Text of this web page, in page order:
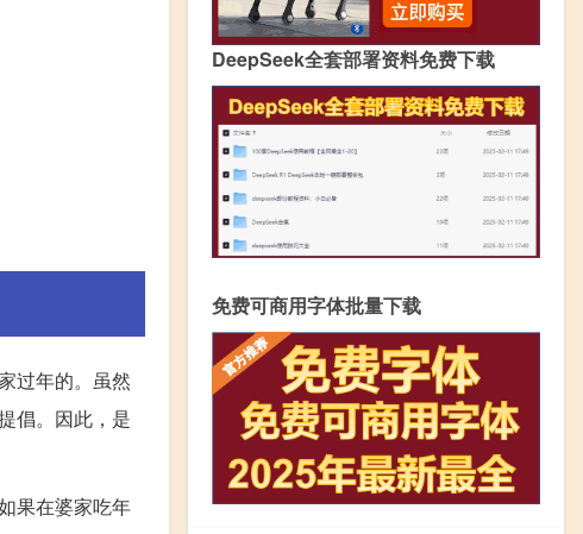
过年的。虽然
倡。因此，是
果在婆家吃年
DeepSeek全套部署资料免费下载
免费可商用字体批量下载